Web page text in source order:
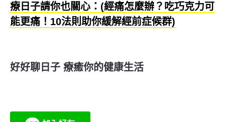
療日子請你也關心：(經痛怎麼辦？吃巧克力可
能更痛！10法則助你緩解經前症候群)
好好聊日子 療癒你的健康生活